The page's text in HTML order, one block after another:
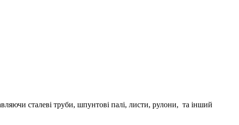
сталеві труби, шпунтові палі, листи, рулони, та інший